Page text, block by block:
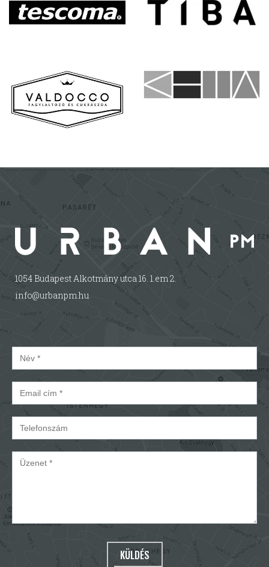
1054 Budapest Alkotmány utca 16. 1.em 2.
info@urbanpm.hu
KÜLDÉS